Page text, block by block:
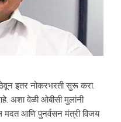
इतर नोकरभरती सुरू करा.
अशा वेळी ओबीसी मुलांनी
मदत आणि पुनर्वसन मंत्री विजय